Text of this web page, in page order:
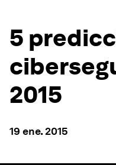
5
2015
19 ene. 2015